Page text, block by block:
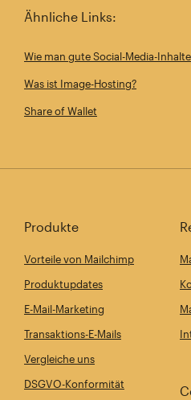
Ähnliche Links:
Wie man gute Social-Media-
Was ist Image-Hosting?
Share of Wallet
Produkte
Vorteile von Mailchimp
Produktupdates
E-Mail-Marketing
Transaktions-E-Mails
Vergleiche uns
DSGVO-Konformität